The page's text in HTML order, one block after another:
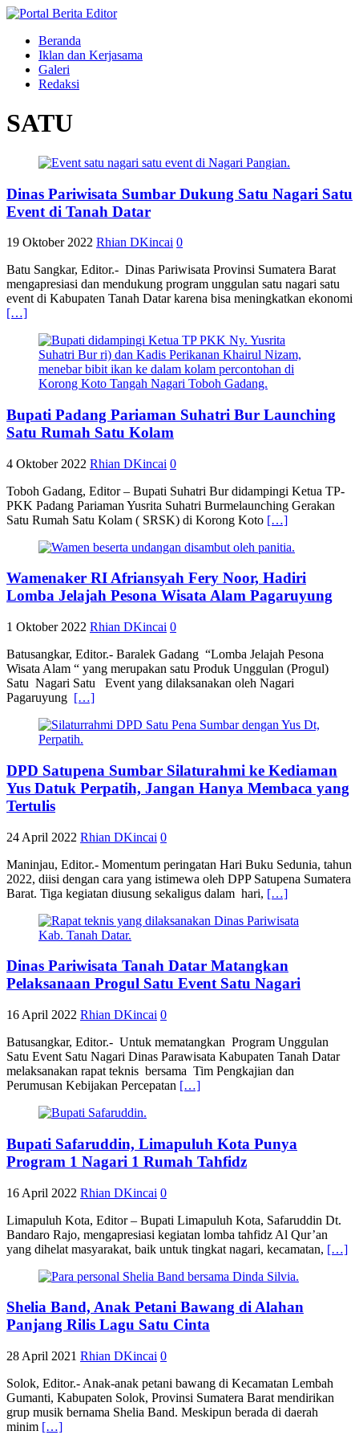
Beranda
Iklan dan Kerjasama
Galeri
Redaksi
SATU
Dinas Pariwisata Sumbar Dukung Satu Nagari Satu
Event di Tanah Datar
19 Oktober 2022 Rhian DKincai 0
Batu Sangkar, Editor.- Dinas Pariwisata Provinsi Sumatera Barat
mengapresiasi dan mendukung program unggulan satu nagari satu
event di Kabupaten Tanah Datar karena bisa meningkatkan ekonomi
[…]
Bupati Padang Pariaman Suhatri Bur Launching
Satu Rumah Satu Kolam
4 Oktober 2022 Rhian DKincai 0
Toboh Gadang, Editor – Bupati Suhatri Bur didampingi Ketua TP-
PKK Padang Pariaman Yusrita Suhatri Burmelaunching Gerakan
Satu Rumah Satu Kolam ( SRSK) di Korong Koto […]
Wamenaker RI Afriansyah Fery Noor, Hadiri
Lomba Jelajah Pesona Wisata Alam Pagaruyung
1 Oktober 2022 Rhian DKincai 0
Batusangkar, Editor.- Baralek Gadang “Lomba Jelajah Pesona
Wisata Alam “ yang merupakan satu Produk Unggulan (Progul)
Satu Nagari Satu Event yang dilaksanakan oleh Nagari
Pagaruyung […]
DPD Satupena Sumbar Silaturahmi ke Kediaman
Yus Datuk Perpatih, Jangan Hanya Membaca yang
Tertulis
24 April 2022 Rhian DKincai 0
Maninjau, Editor.- Momentum peringatan Hari Buku Sedunia, tahun
2022, diisi dengan cara yang istimewa oleh DPP Satupena Sumatera
Barat. Tiga kegiatan diusung sekaligus dalam hari, […]
Dinas Pariwisata Tanah Datar Matangkan
Pelaksanaan Progul Satu Event Satu Nagari
16 April 2022 Rhian DKincai 0
Batusangkar, Editor.- Untuk mematangkan Program Unggulan
Satu Event Satu Nagari Dinas Parawisata Kabupaten Tanah Datar
melaksanakan rapat teknis bersama Tim Pengkajian dan
Perumusan Kebijakan Percepatan […]
Bupati Safaruddin, Limapuluh Kota Punya
Program 1 Nagari 1 Rumah Tahfidz
16 April 2022 Rhian DKincai 0
Limapuluh Kota, Editor – Bupati Limapuluh Kota, Safaruddin Dt.
Bandaro Rajo, mengapresiasi kegiatan lomba tahfidz Al Qur’an
yang dihelat masyarakat, baik untuk tingkat nagari, kecamatan, […]
Shelia Band, Anak Petani Bawang di Alahan
Panjang Rilis Lagu Satu Cinta
28 April 2021 Rhian DKincai 0
Solok, Editor.- Anak-anak petani bawang di Kecamatan Lembah
Gumanti, Kabupaten Solok, Provinsi Sumatera Barat mendirikan
grup musik bernama Shelia Band. Meskipun berada di daerah
minim […]